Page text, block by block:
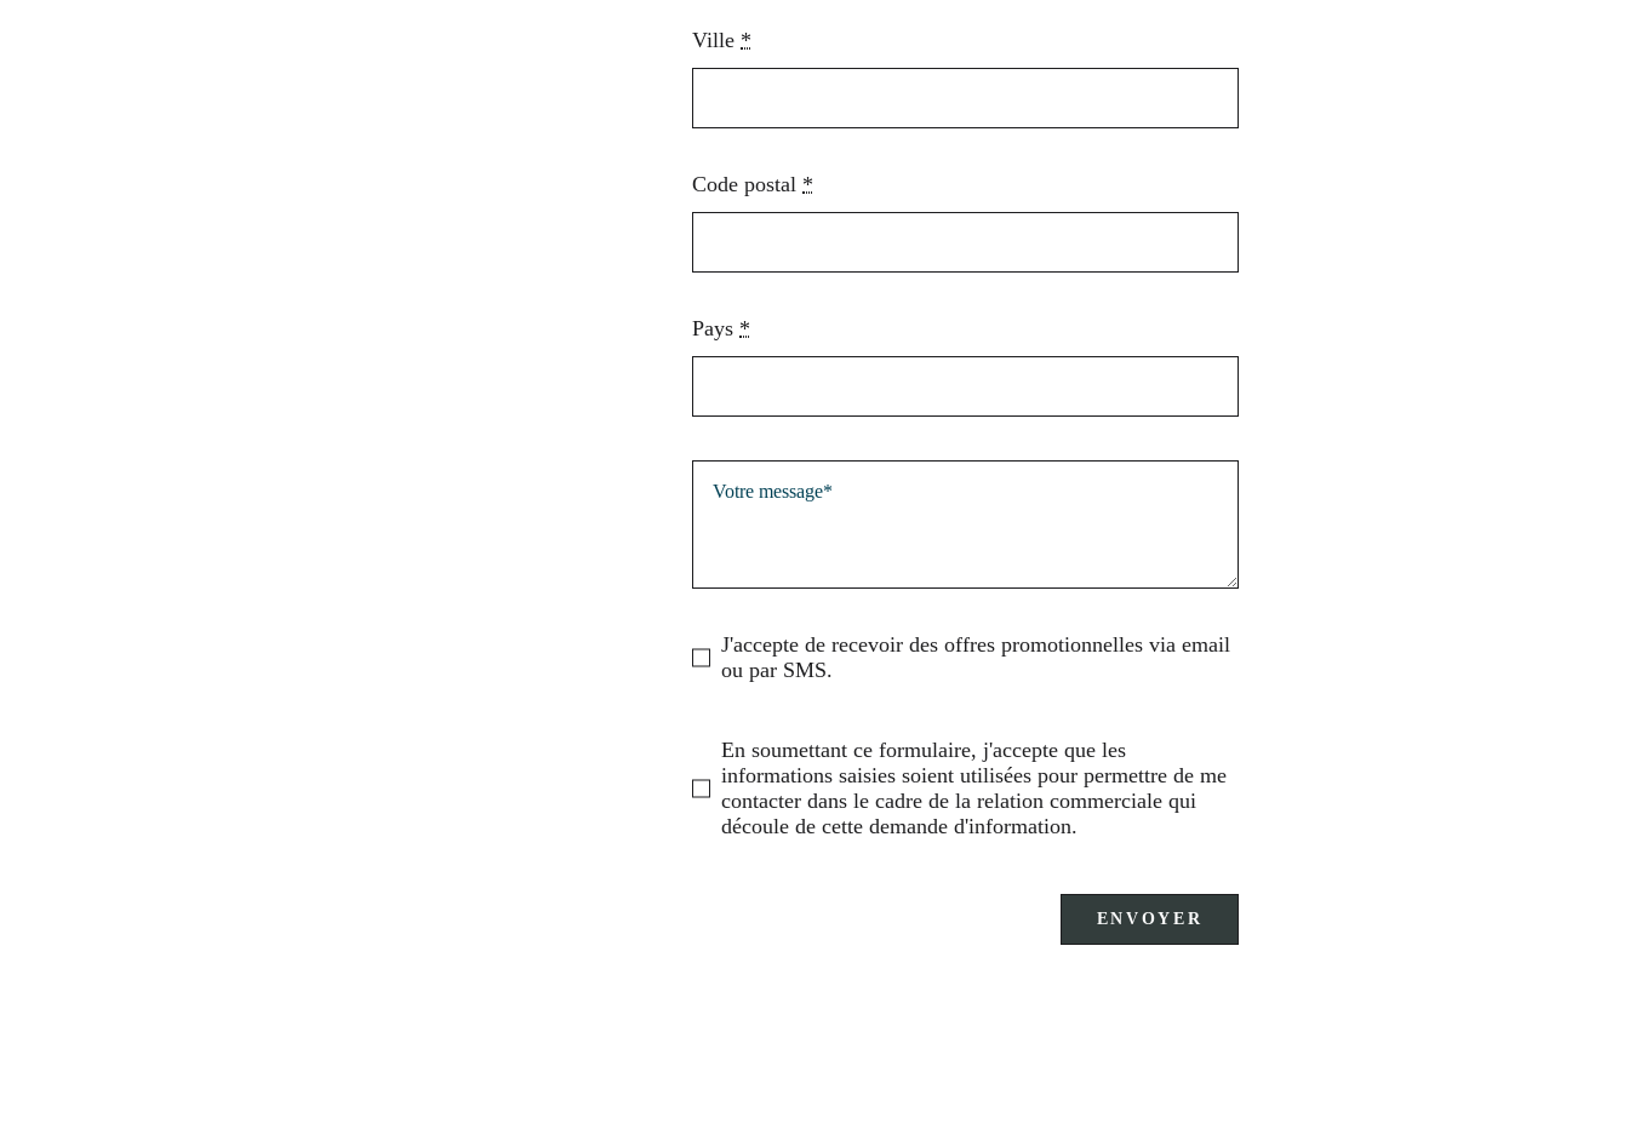
Ville *
Code postal *
Pays *
J'accepte de recevoir des offres promotionnelles via email
ou par SMS.
En soumettant ce formulaire, j'accepte que les
informations saisies soient utilisées pour permettre de me
contacter dans le cadre de la relation commerciale qui
découle de cette demande d'information.
ENVOYER